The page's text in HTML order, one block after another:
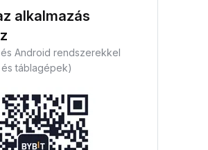
alkalmazás
és Android rendszerekkel
táblagépek)